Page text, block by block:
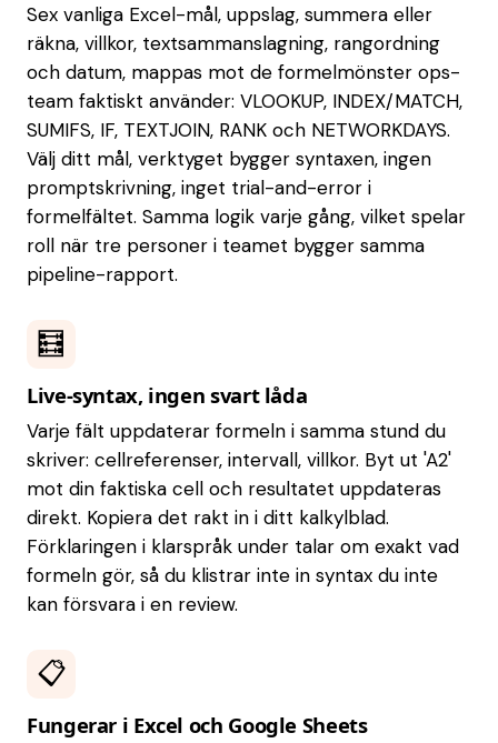
Sex vanliga Excel-mål, uppslag, summera eller
räkna, villkor, textsammanslagning, rangordning
och datum, mappas mot de formelmönster ops-
team faktiskt använder: VLOOKUP, INDEX/MATCH,
SUMIFS, IF, TEXTJOIN, RANK och NETWORKDAYS.
Välj ditt mål, verktyget bygger syntaxen, ingen
promptskrivning, inget trial-and-error i
formelfältet. Samma logik varje gång, vilket spelar
roll när tre personer i teamet bygger samma
pipeline-rapport.
🧮
Live-syntax, ingen svart låda
Varje fält uppdaterar formeln i samma stund du
skriver: cellreferenser, intervall, villkor. Byt ut 'A2'
mot din faktiska cell och resultatet uppdateras
direkt. Kopiera det rakt in i ditt kalkylblad.
Förklaringen i klarspråk under talar om exakt vad
formeln gör, så du klistrar inte in syntax du inte
kan försvara i en review.
📋
Fungerar i Excel och Google Sheets